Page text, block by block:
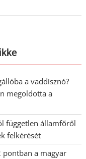
a vaddisznó?
megoldotta a
független államfőről
felkérését
pontban a magyar